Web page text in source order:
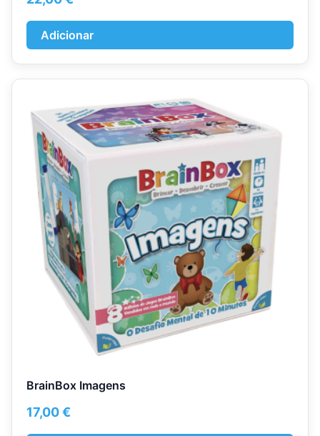
Adicionar
BrainBox Imagens
17,00€